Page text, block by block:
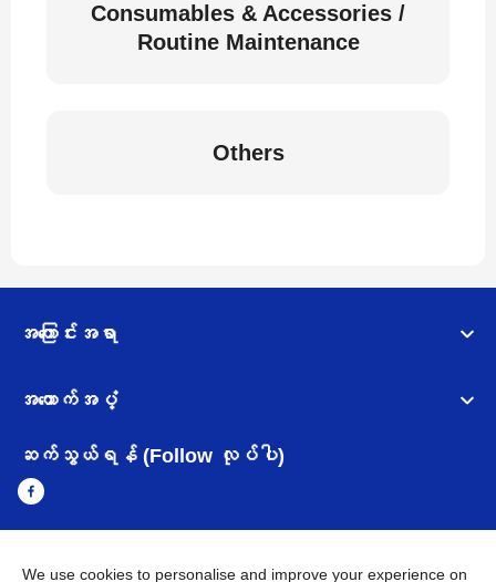
Consumables & Accessories /
Routine Maintenance
Others
အကြောင်းအရာ
အထောက်အပံ့
ဆက်သွယ်ရန် (Follow လုပ်ပါ)
Myanmar Brother ၏ ကမ္ဘာတစ်ဝန်းရှိ ကွန်ယက်များ
We use cookies to personalise and improve your experience on